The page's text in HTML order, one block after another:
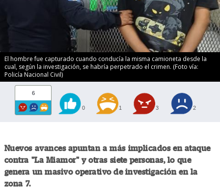
El hombre fue capturado cuando conducía la misma camioneta desde la
cual, según la investigación, se habría perpetrado el crimen. (Foto vía:
Policía Nacional Civil)
6
0 1 3 2
Nuevos avances apuntan a más implicados en ataque
contra "La Miamor" y otras siete personas, lo que
genera un masivo operativo de investigación en la
zona 7.